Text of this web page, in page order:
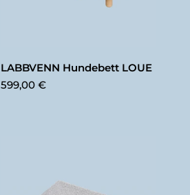
LABBVENN Hundebett LOUE
599,00 €